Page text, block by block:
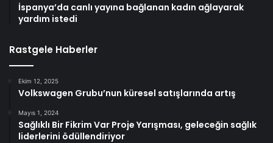
İspanya’da canlı yayına bağlanan kadın ağlayarak
yardım istedi
Rastgele Haberler
Ekim 12, 2025
Volkswagen Grubu’nun küresel satışlarında artış
Mayıs 1, 2024
Sağlıklı Bir Fikrim Var Proje Yarışması, geleceğin sağlık
liderlerini ödüllendiriyor